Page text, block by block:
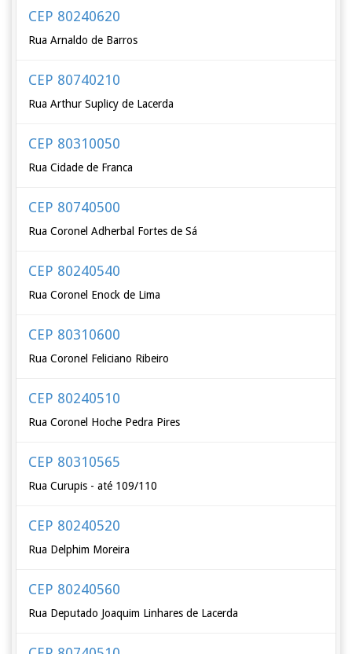
CEP 80240620
Rua Arnaldo de Barros
CEP 80740210
Rua Arthur Suplicy de Lacerda
CEP 80310050
Rua Cidade de Franca
CEP 80740500
Rua Coronel Adherbal Fortes de Sá
CEP 80240540
Rua Coronel Enock de Lima
CEP 80310600
Rua Coronel Feliciano Ribeiro
CEP 80240510
Rua Coronel Hoche Pedra Pires
CEP 80310565
Rua Curupis - até 109/110
CEP 80240520
Rua Delphim Moreira
CEP 80240560
Rua Deputado Joaquim Linhares de Lacerda